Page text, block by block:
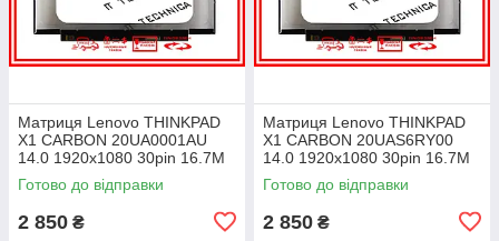
Матриця Lenovo THINKPAD
X1 CARBON 20UA0001AU
14.0 1920x1080 30pin 16.7M
45% NTSC 300 cd/m² для
ноутбука
Готово до відправки
2 850 ₴
Матриця Lenovo THINKPAD
X1 CARBON 20UAS6RY00
14.0 1920x1080 30pin 16.7M
45% NTSC 300 cd/m² для
ноутбука
Готово до відправки
2 850 ₴